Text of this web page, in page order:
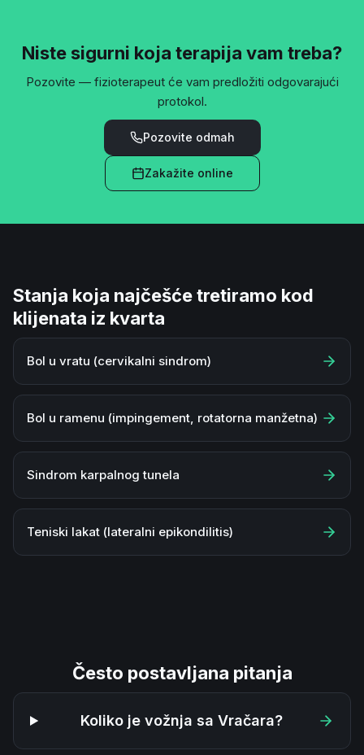
Niste sigurni koja terapija vam treba?
Pozovite — fizioterapeut će vam predložiti odgovarajući
protokol.
Pozovite odmah
Zakažite online
Stanja koja najčešće tretiramo kod
klijenata iz kvarta
Bol u vratu (cervikalni sindrom)
Bol u ramenu (impingement, rotatorna manžetna)
Sindrom karpalnog tunela
Teniski lakat (lateralni epikondilitis)
Često postavljana pitanja
Koliko je vožnja sa Vračara?